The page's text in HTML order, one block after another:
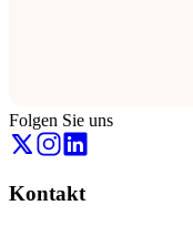
Folgen Sie uns
Kontakt